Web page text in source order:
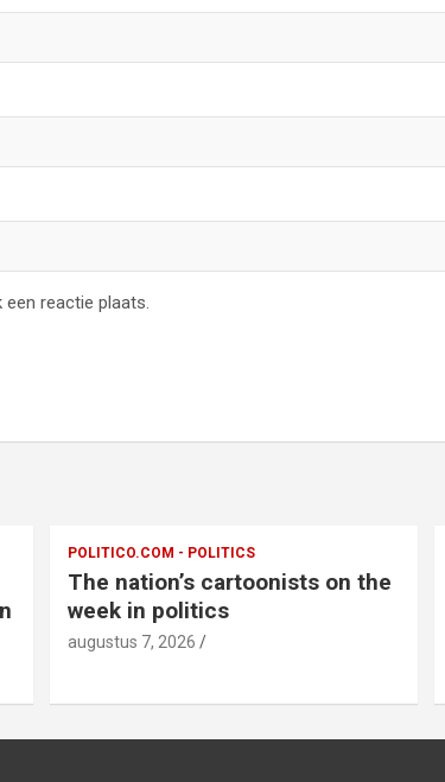
reactie plaats.
POLITICO.COM - POLITICS
The nation’s cartoonists on the
week in politics
augustus 7, 2026